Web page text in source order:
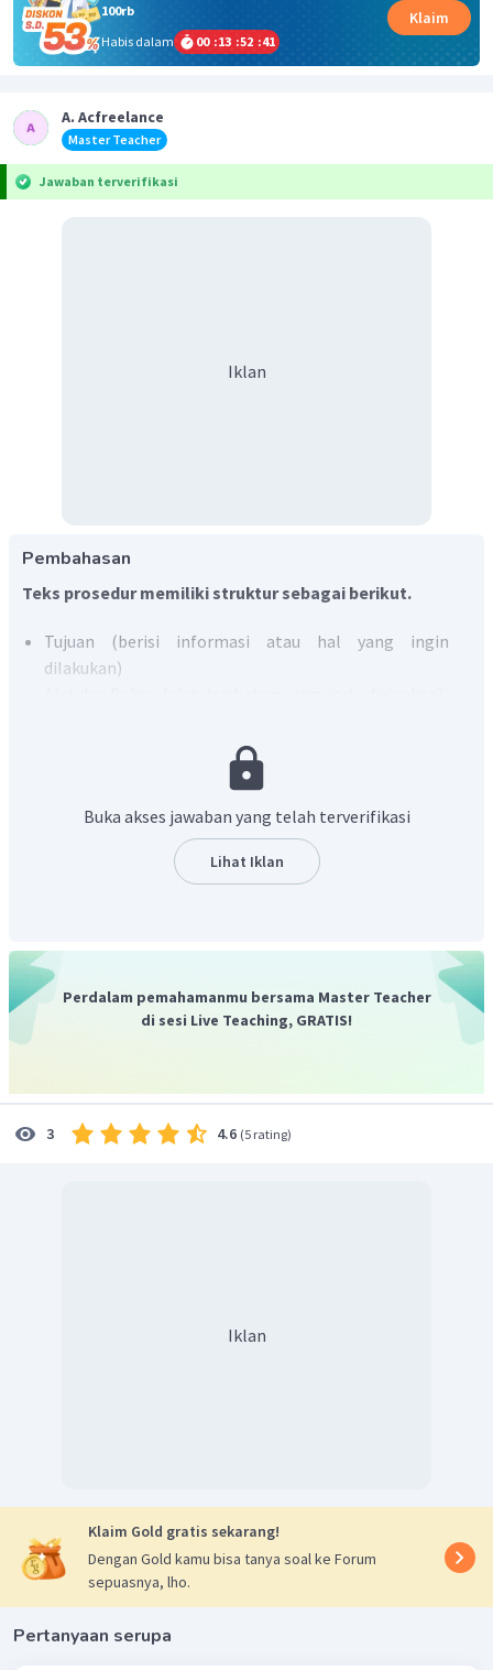
100rb
Habis dalam
00 :13 :52 :41
Klaim
A. Acfreelance
Master Teacher
Jawaban terverifikasi
Iklan
Pembahasan
Teks prosedur memiliki struktur sebagai berikut.
Tujuan (berisi informasi atau hal yang ingin
dilakukan)
Penutup/kesimpulan (berisi kesimpulan dari sesuatu
Berdasarkan penjelasan di atas, kutipan tersebut
menerangkan tentang hal yang ingin dilakukan
struktur tujuan.
Dengan demikian, jawaban yang tepat adalah B.
Buka akses jawaban yang telah terverifikasi
Lihat Iklan
Perdalam pemahamanmu bersama Master Teacher
di sesi Live Teaching, GRATIS!
3 4.6 (5 rating)
Iklan
Klaim Gold gratis sekarang!
Dengan Gold kamu bisa tanya soal ke Forum
sepuasnya, lho.
Pertanyaan serupa